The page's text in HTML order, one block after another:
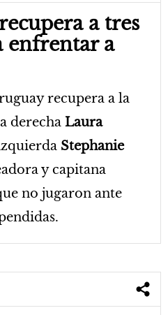
a tres
enfrentar a
recupera a la
derecha Laura
Stephanie
y capitana
no jugaron ante